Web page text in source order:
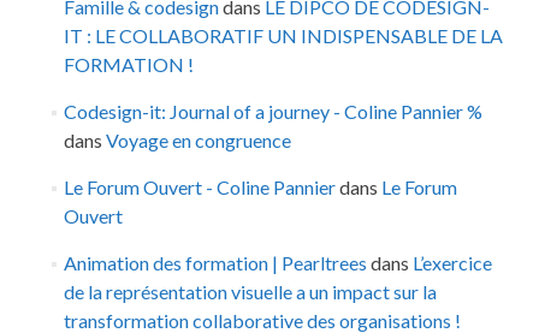
Famille & codesigndans LE DIPCO DE CODESIGN-
IT : LE COLLABORATIF UN INDISPENSABLE DE LA
FORMATION !
Codesign-it: Journal of a journey - Coline Pannier %
dans Voyage en congruence
Le Forum Ouvert - Coline Pannierdans Le Forum
Ouvert
Animation des formation | Pearltrees dans L’exercice
de la représentation visuelle a un impact sur la
transformation collaborative des organisations !